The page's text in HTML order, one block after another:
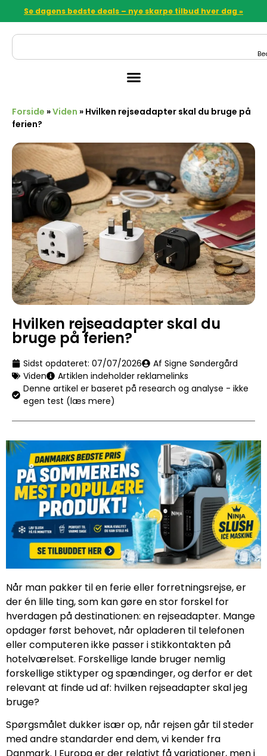
Se dagens bedste deals – nye skarpe tilbud hver dag »
Forside »Viden » Hvilken rejseadapter skal du bruge på
ferien?
Hvilken rejseadapter skal du
bruge på ferien?
Sidst opdateret: 07/07/2026
Af Signe Søndergård
Viden
Artiklen indeholder reklamelinks
Denne artikel er baseret på research og analyse - ikke
egen test (læs mere)
Når man pakker til en ferie eller forretningsrejse, er
der én lille ting, som kan gøre en stor forskel for
hverdagen på destinationen: en rejseadapter. Mange
opdager først behovet, når opladeren til telefonen
eller computeren ikke passer i stikkontakten på
hotelværelset. Forskellige lande bruger nemlig
forskellige stiktyper og spændinger, og derfor er det
relevant at finde ud af: hvilken rejseadapter skal jeg
bruge?
Spørgsmålet dukker især op, når rejsen går til steder
med andre standarder end dem, vi kender fra